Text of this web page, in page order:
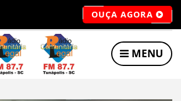
OUÇA AGORA
MENU